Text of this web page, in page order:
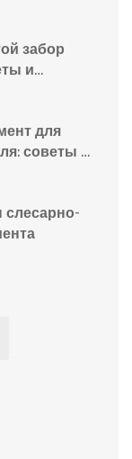
забор
и
для
советы и